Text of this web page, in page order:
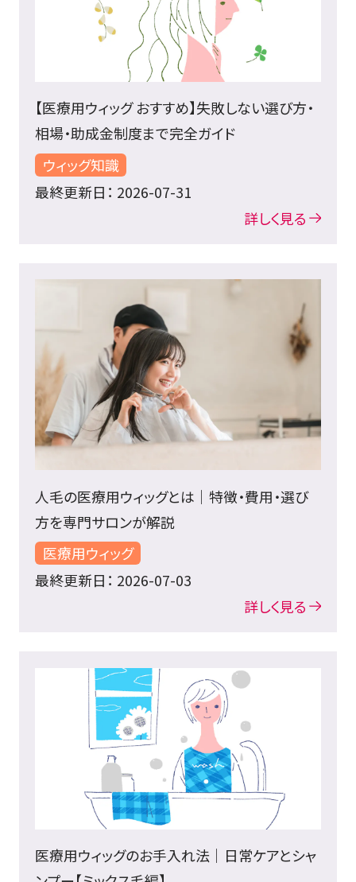
【医療用ウィッグ おすすめ】失敗しない選び方・
相場・助成金制度まで完全ガイド
ウィッグ知識
最終更新日： 2026-07-31
詳しく見る
人毛の医療用ウィッグとは｜特徴・費用・選び
方を専門サロンが解説
医療用ウィッグ
最終更新日： 2026-07-03
詳しく見る
医療用ウィッグのお手入れ法｜日常ケアとシャ